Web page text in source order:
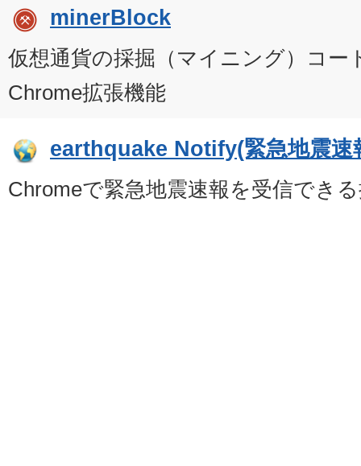
minerBlock
仮想通貨の採掘（マイニング）コー
Chrome拡張機能
earthquake Notify(緊急地震速
Chromeで緊急地震速報を受信でき